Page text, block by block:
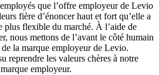
que l’offre employeur de Levio
fière d’énoncer haut et fort qu’elle a
plus flexible du marché. À l’aide de
nous mettons de l’avant le côté humain
la marque employeur de Levio.
reprendre les valeurs chères à notre
employeur.